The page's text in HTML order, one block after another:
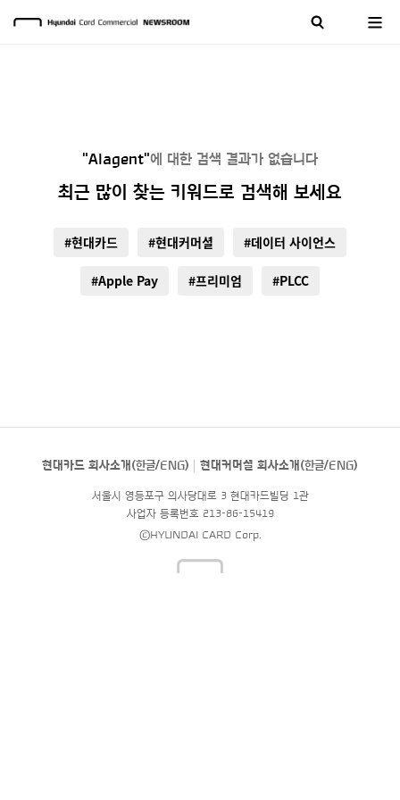
"AIagent"에 대한 검색 결과가 없습니다
최근 많이 찾는 키워드로 검색해 보세요
#현대카드 #현대커머셜 #데이터 사이언스
#Apple Pay #프리미엄 #PLCC
현대카드 회사소개(한글/ENG) 현대커머셜 회사소개(한글/ENG)
서울시 영등포구 의사당대로 3 현대카드빌딩 1관
사업자 등록번호 213-86-15419
©HYUNDAI CARD Corp.